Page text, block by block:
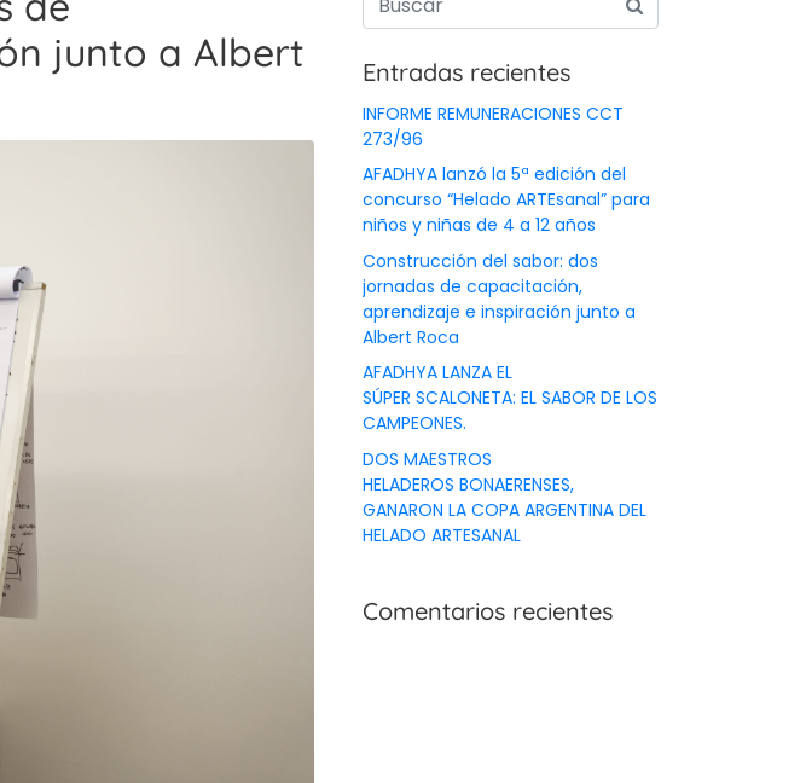
junto a Albert
Entradas recientes
INFORME REMUNERACIONES CCT
273/96
AFADHYA lanzó la 5ª edición del
concurso “Helado ARTEsanal” para
niños y niñas de 4 a 12 años
Construcción del sabor: dos
jornadas de capacitación,
aprendizaje e inspiración junto a
Albert Roca
AFADHYA LANZA EL
SÚPER SCALONETA: EL SABOR DE LOS
CAMPEONES.
DOS MAESTROS
HELADEROS BONAERENSES,
GANARON LA COPA ARGENTINA DEL
HELADO ARTESANAL
Comentarios recientes